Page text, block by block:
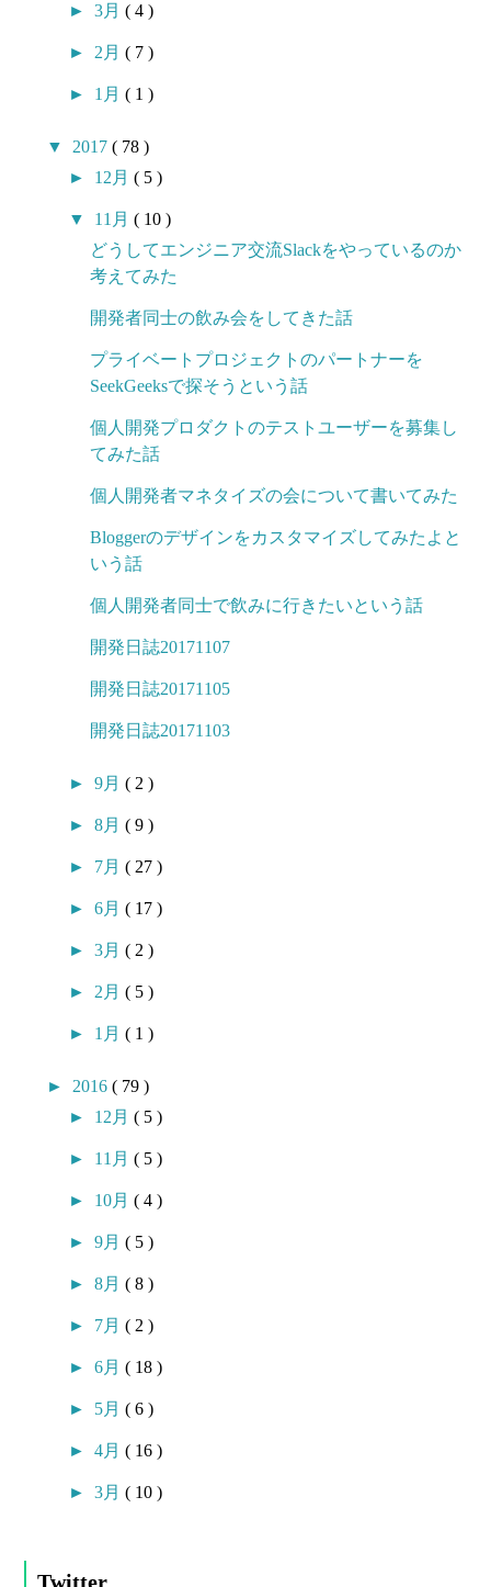
►3月( 4 )
► 2月( 7 )
► 1月( 1 )
▼ 2017( 78 )
► 12月( 5 )
▼ 11月( 10 )
どうしてエンジニア交流Slackをやっているのか
考えてみた
開発者同士の飲み会をしてきた話
プライベートプロジェクトのパートナーを
SeekGeeksで探そうという話
個人開発プロダクトのテストユーザーを募集し
てみた話
個人開発者マネタイズの会について書いてみた
Bloggerのデザインをカスタマイズしてみたよと
いう話
個人開発者同士で飲みに行きたいという話
開発日誌20171107
開発日誌20171105
開発日誌20171103
►9月( 2 )
►8月( 9 )
► 7月( 27 )
►6月( 17 )
►3月( 2 )
► 2月( 5 )
► 1月( 1 )
► 2016( 79 )
► 12月( 5 )
► 11月( 5 )
► 10月( 4 )
►9月( 5 )
►8月( 8 )
► 7月( 2 )
►6月( 18 )
► 5月( 6 )
►4月( 16 )
►3月( 10 )
Twitter